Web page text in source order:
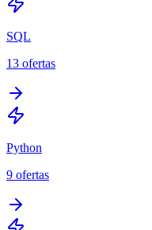
SQL
13 ofertas
Python
9 ofertas